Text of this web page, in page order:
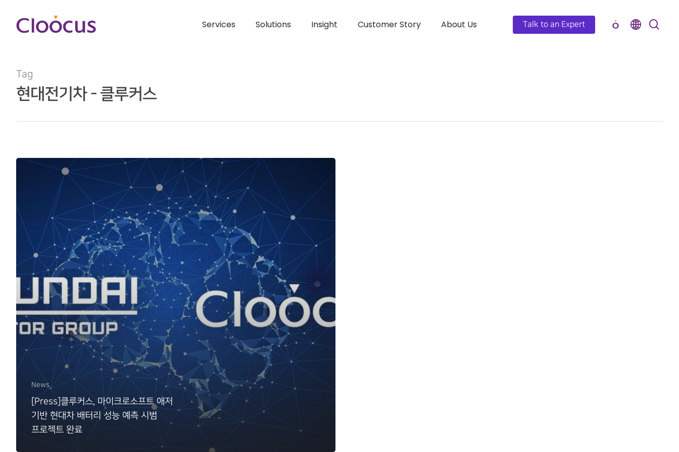
Hit enter to search or ESC to close
Services Solutions Insight Customer Story About Us Talk to an Expert
Tag
현대전기차 - 클루커스
News
[Press]클루커스, 마이크로소프트 애저
기반 현대차 배터리 성능 예측 시범
프로젝트 완료